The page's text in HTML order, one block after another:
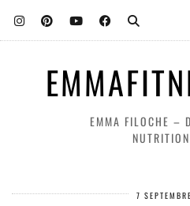
EMMA FILOCHE –
7